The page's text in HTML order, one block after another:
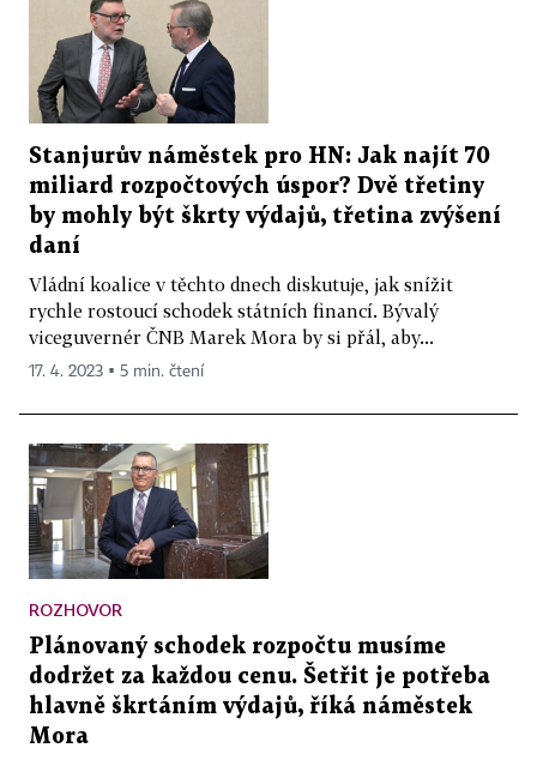
Stanjurův náměstek pro HN: Jak najít 70
miliard rozpočtových úspor? Dvě třetiny
by mohly být škrty výdajů, třetina zvýšení
daní
Vládní koalice v těchto dnech diskutuje, jak snížit
rychle rostoucí schodek státních financí. Bývalý
viceguvernér ČNB Marek Mora by si přál, aby...
17. 4. 2023 ▪ 5 min. čtení
ROZHOVOR
Plánovaný schodek rozpočtu musíme
dodržet za každou cenu. Šetřit je potřeba
hlavně škrtáním výdajů, říká náměstek
Mora